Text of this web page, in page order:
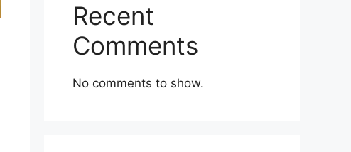
Recent
Comments
No comments to show.